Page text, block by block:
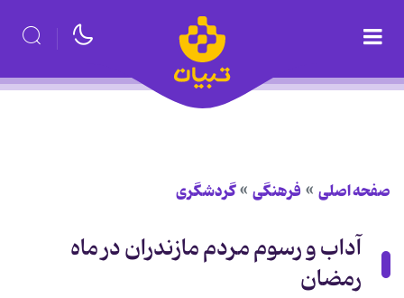
صفحه اصلی فرهنگی گردشگری
آداب و رسوم مردم مازندران در ماه
رمضان